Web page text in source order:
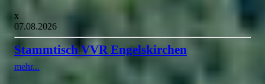
x
07.08.2026
Stammtisch VVR Engelskirchen
mehr...